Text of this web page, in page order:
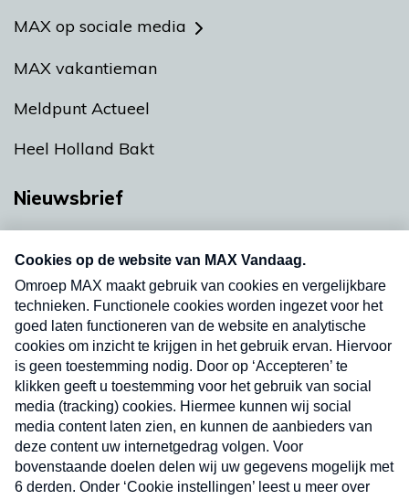
MAX op sociale media
MAX vakantieman
Meldpunt Actueel
Heel Holland Bakt
Nieuwsbrief
nieuwsbrief. Elke vrijdag- en dinsdagochtend in
uw mailbox.
Verzend